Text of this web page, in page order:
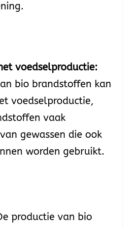
voedselproductie:
bio brandstoffen kan
voedselproductie,
vaak
gewassen die ook
worden gebruikt.
productie van bio